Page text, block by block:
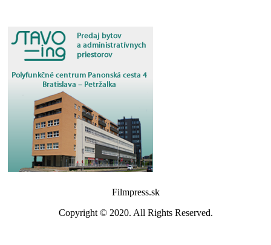
Filmpress.sk
Copyright © 2020. All Rights Reserved.